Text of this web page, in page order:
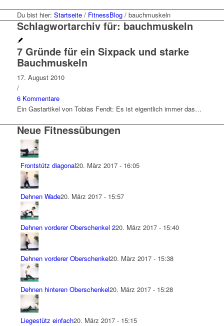
Du bist hier: Startseite / FitnessBlog / bauchmuskeln
Schlagwortarchiv für: bauchmuskeln
7 Gründe für ein Sixpack und starke
Bauchmuskeln
17. August 2010
/
6 Kommentare
Ein Gastartikel von Tobias Fendt: Es ist eigentlich immer das…
Neue Fitnessübungen
Frontstütz diagonal20. März 2017 - 16:05
Dehnen Wade20. März 2017 - 15:57
Dehnen vorderer Oberschenkel 220. März 2017 - 15:40
Dehnen vorderer Oberschenkel20. März 2017 - 15:38
Dehnen hinteren Oberschenkel20. März 2017 - 15:28
Liegestütz einfach20. März 2017 - 15:15